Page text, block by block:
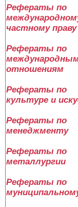
Рефераты по
частному праву
Рефераты по
отношениям
Рефераты по
культуре и
Рефераты по
менеджменту
Рефераты по
металлургии
Рефераты по